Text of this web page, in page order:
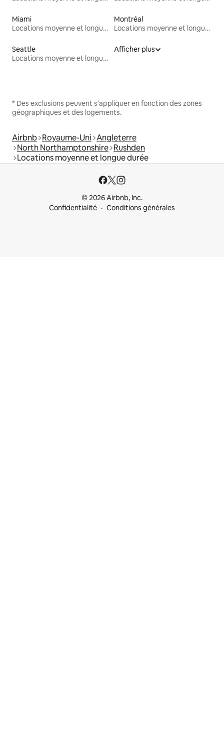
Miami
Locations moyenne et longue durée
Montréal
Locations moyenne et longue durée
Seattle
Locations moyenne et longue durée
Afficher plus
* Des exclusions peuvent s'appliquer en fonction des zones
géographiques et des logements.
Airbnb Royaume-Uni Angleterre
North Northamptonshire Rushden
Locations moyenne et longue durée
© 2026 Airbnb, Inc.
Confidentialité
Conditions générales